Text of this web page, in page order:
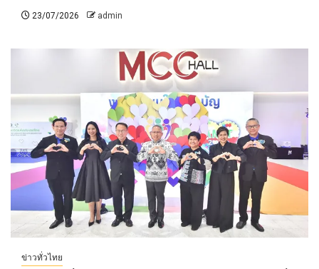
23/07/2026 admin
ข่าวทั่วไทย